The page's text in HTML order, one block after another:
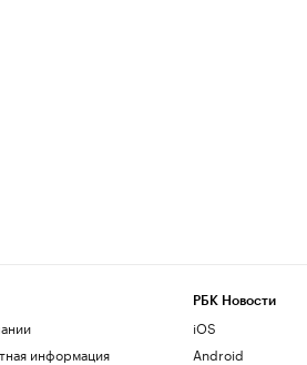
информация
РБК Новости
iOS
Android